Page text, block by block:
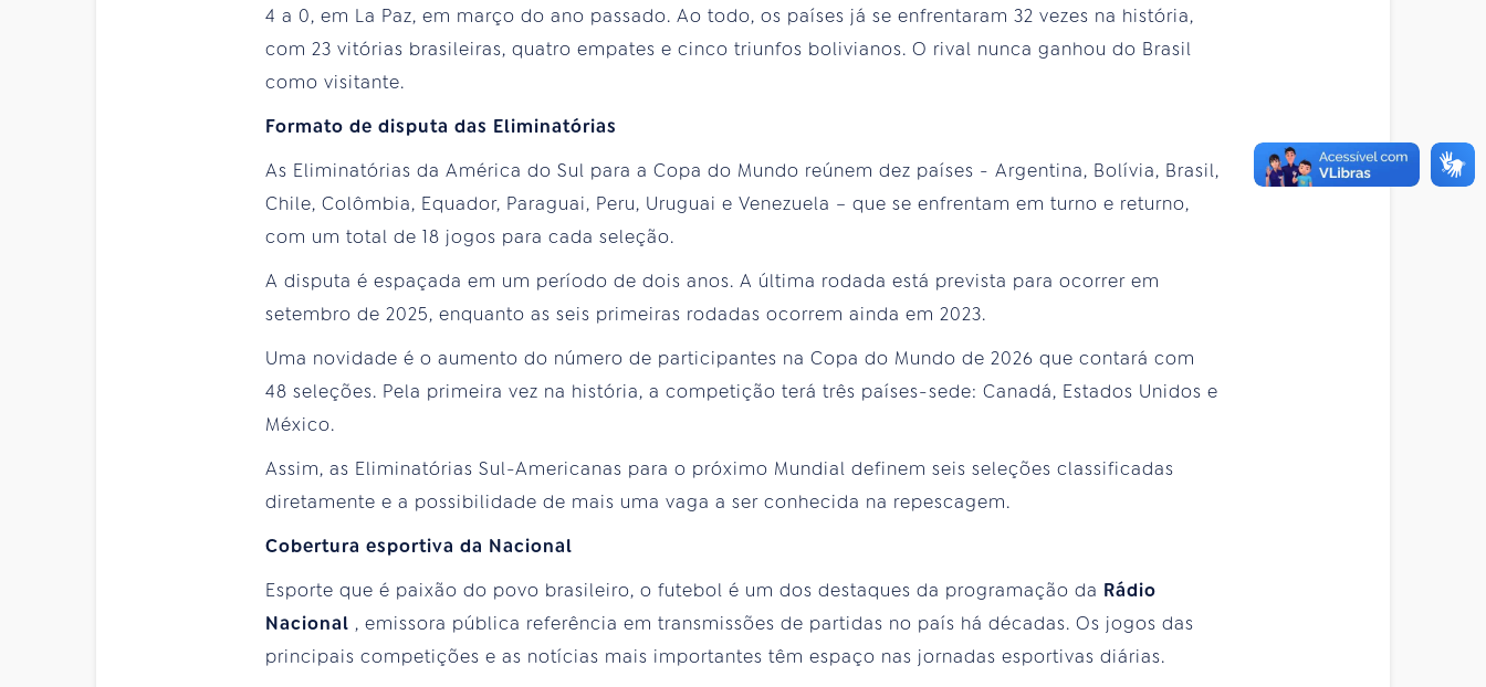
4 a 0, em La Paz, em março do ano passado. Ao todo, os países já se enfrentaram 32 vezes na história,
com 23 vitórias brasileiras, quatro empates e cinco triunfos bolivianos. O rival nunca ganhou do Brasil
como visitante.
Formato de disputa das Eliminatórias
As Eliminatórias da América do Sul para a Copa do Mundo reúnem dez países - Argentina, Bolívia, Brasil,
Chile, Colômbia, Equador, Paraguai, Peru, Uruguai e Venezuela – que se enfrentam em turno e returno,
com um total de 18 jogos para cada seleção.
A disputa é espaçada em um período de dois anos. A última rodada está prevista para ocorrer em
setembro de 2025, enquanto as seis primeiras rodadas ocorrem ainda em 2023.
Uma novidade é o aumento do número de participantes na Copa do Mundo de 2026 que contará com
48 seleções. Pela primeira vez na história, a competição terá três países-sede: Canadá, Estados Unidos e
México.
Assim, as Eliminatórias Sul-Americanas para o próximo Mundial definem seis seleções classificadas
diretamente e a possibilidade de mais uma vaga a ser conhecida na repescagem.
Cobertura esportiva da Nacional
Esporte que é paixão do povo brasileiro, o futebol é um dos destaques da programação da Rádio
Nacional , emissora pública referência em transmissões de partidas no país há décadas. Os jogos das
principais competições e as notícias mais importantes têm espaço nas jornadas esportivas diárias.